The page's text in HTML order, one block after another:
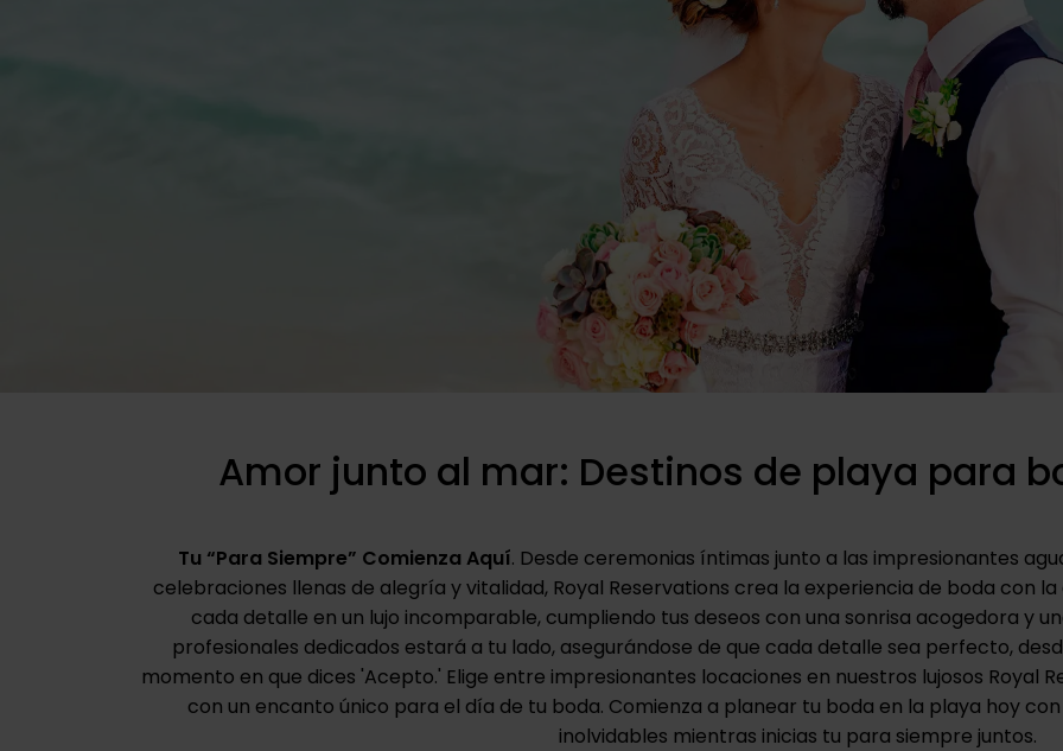
Amor junto al mar: Destinos de playa para
Tu “Para Siempre” Comienza Aquí. Desde ceremonias íntimas junto a las impresionantes
celebraciones llenas de alegría y vitalidad, Royal Reservations crea la experiencia de boda con
cada detalle en un lujo incomparable, cumpliendo tus deseos con una sonrisa acogedora y
profesionales dedicados estará a tu lado, asegurándose de que cada detalle sea perfecto,
momento en que dices 'Acepto.' Elige entre impresionantes locaciones en nuestros lujosos Royal
con un encanto único para el día de tu boda. Comienza a planear tu boda en la playa hoy
inolvidables mientras inicias tu para siempre juntos.